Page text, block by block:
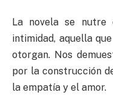
La novela se
intimidad, aquella
otorgan. Nos
por la construcción
la empatía y el amor.